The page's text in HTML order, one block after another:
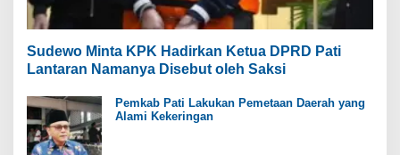
Sudewo Minta KPK Hadirkan Ketua DPRD Pati
Lantaran Namanya Disebut oleh Saksi
Pemkab Pati Lakukan Pemetaan Daerah yang
Alami Kekeringan